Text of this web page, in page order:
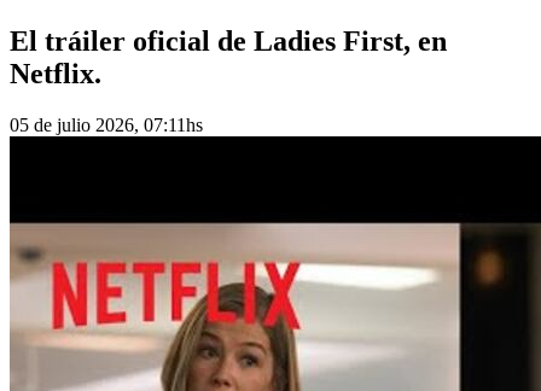
El tráiler oficial de Ladies First, en
Netflix.
05 de julio 2026, 07:11hs